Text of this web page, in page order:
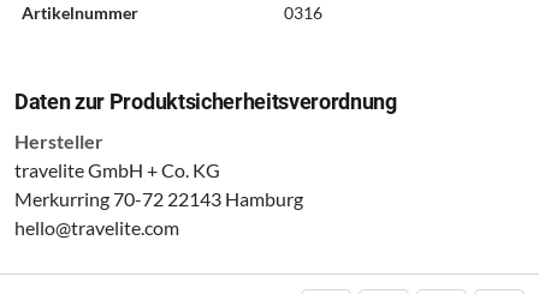
Artikelnummer
0316
Daten zur Produktsicherheitsverordnung
Hersteller
travelite GmbH + Co. KG
Merkurring 70-72 22143 Hamburg
hello@travelite.com